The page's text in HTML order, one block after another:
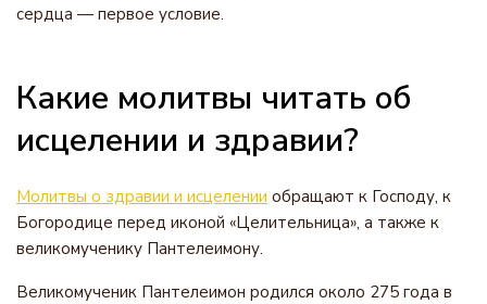
сердца — первое условие.
Какие молитвы читать об
исцелении и здравии?
Молитвы о здравии и исцелении обращают к Господу, к
Богородице перед иконой «Целительница», а также к
великомученику Пантелеимону.
Великомученик Пантелеимон родился около 275 года в